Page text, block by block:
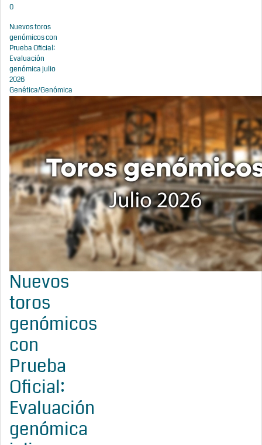
0
Nuevos toros
genómicos con
Prueba Oficial:
Evaluación
genómica julio
2026
Genética/Genómica
Nuevos
toros
genómicos
con
Prueba
Oficial:
Evaluación
genómica